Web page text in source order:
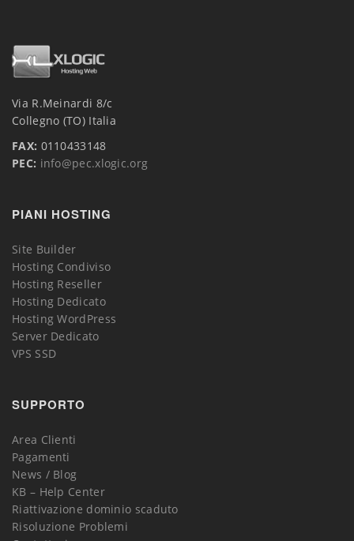
Via R.Meinardi 8/c
Collegno (TO) Italia
FAX: 0110433148
PEC: info@pec.xlogic.org
PIANI HOSTING
Site Builder
Hosting Condiviso
Hosting Reseller
Hosting Dedicato
Hosting WordPress
Server Dedicato
VPS SSD
SUPPORTO
Area Clienti
Pagamenti
News / Blog
KB – Help Center
Riattivazione dominio scaduto
Risoluzione Problemi